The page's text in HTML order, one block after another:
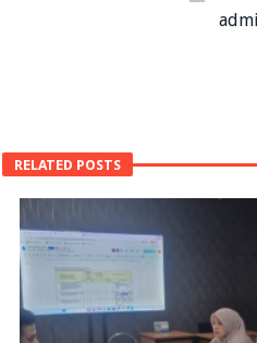
RELATED POSTS